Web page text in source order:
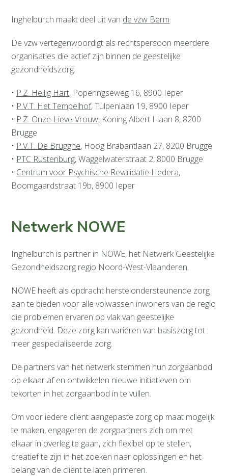
Inghelburch maakt deel uit van de vzw Berm
De vzw vertegenwoordigt als rechtspersoon meerdere
organisaties die actief zijn binnen de geestelijke
gezondheidszorg:
• P.Z. Heilig Hart, Poperingseweg 16, 8900 Ieper
• P.V.T. Het Tempelhof, Tulpenlaan 19, 8900 Ieper
• P.Z. Onze-Lieve-Vrouw, Koning Albert I-laan 8, 8200
Brugge
• P.V.T. De Brugghe, Hoog Brabantlaan 27, 8200 Brugge
• PTC Rustenburg, Waggelwaterstraat 2, 8000 Brugge
• Centrum voor Psychische Revalidatie Hedera,
Boomgaardstraat 19b, 8900 Ieper
Netwerk NOWE
Inghelburch is partner in NOWE, het Netwerk Geestelijke
Gezondheidszorg regio Noord-West-Vlaanderen.
NOWE heeft als opdracht herstelondersteunende zorg
aan te bieden voor alle volwassen inwoners van de regio
die problemen ervaren op vlak van geestelijke
gezondheid. Deze zorg kan variëren van basiszorg tot
meer gespecialiseerde zorg.
De partners van het netwerk stemmen hun zorgaanbod
op elkaar af en ontwikkelen nieuwe initiatieven om
tekorten in het zorgaanbod in te vullen.
Om voor iedere cliënt aangepaste zorg op maat mogelijk
te maken, engageren de zorgpartners zich om met
elkaar in overleg te gaan, zich flexibel op te stellen,
creatief te zijn in het zoeken naar oplossingen en het
belang van de cliënt te laten primeren.